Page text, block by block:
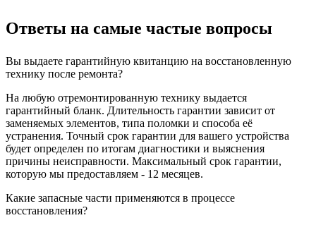
Ответы на самые частые вопросы
Вы выдаете гарантийную квитанцию на восстановленную
технику после ремонта?
На любую отремонтированную технику выдается
гарантийный бланк. Длительность гарантии зависит от
заменяемых элементов, типа поломки и способа её
устранения. Точный срок гарантии для вашего устройства
будет определен по итогам диагностики и выяснения
причины неисправности. Максимальный срок гарантии,
которую мы предоставляем - 12 месяцев.
Какие запасные части применяются в процессе
восстановления?